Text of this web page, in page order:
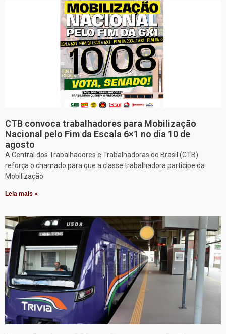
CTB convoca trabalhadores para Mobilização
Nacional pelo Fim da Escala 6×1 no dia 10 de
agosto
A Central dos Trabalhadores e Trabalhadoras do Brasil (CTB)
reforça o chamado para que a classe trabalhadora participe da
Mobilização
Leia mais »